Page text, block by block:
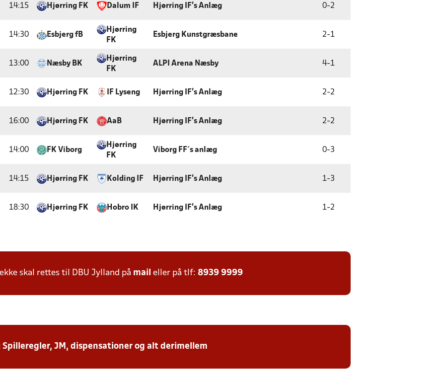
14:15 Hjørring FK Dalum IF Hjørring IF's Anlæg 0-2
14:30 Esbjerg fB
Hjørring
FK
Esbjerg Kunstgræsbane 2-1
13:00 Næsby BK
Hjørring
FK
ALPI Arena Næsby 4-1
12:30 Hjørring FK IF Lyseng Hjørring IF's Anlæg 2-2
16:00 Hjørring FK AaB Hjørring IF's Anlæg 2-2
14:00 FK Viborg
Hjørring
FK
Viborg FF´s anlæg 0-3
14:15 Hjørring FK Kolding IF Hjørring IF's Anlæg 1-3
18:30 Hjørring FK Hobro IK Hjørring IF's Anlæg 1-2
skal rettes til DBU Jylland på mail eller på tlf: 8939 9999
JM, dispensationer og alt derimellem